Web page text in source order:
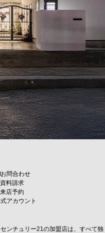
お問合わせ
資料請求
来店予約
アカウント
ンチュリー21の加盟店は、すべて独